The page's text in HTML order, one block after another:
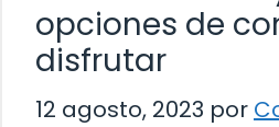
opciones de
disfrutar
12 agosto, 2023 por